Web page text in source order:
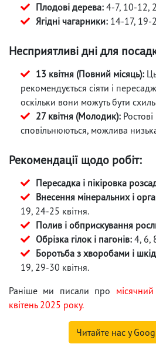
Плодові дерева: 4-7, 10-12,
Ягідні чагарники: 14-17, 19-
Несприятливі дні для
13 квітня (Повний місяць):
рекомендується сіяти і
оскільки вони можуть бути
27 квітня (Молодик):
сповільнюються, можлива
Рекомендації щодо робіт:
Пересадка і пікіровка
Внесення мінеральних і
19, 24-25 квітня.
Полив і обприскування
Обрізка гілок і пагонів: 4, 6,
Боротьба з хворобами і
19, 29-30 квітня.
Раніше ми писали про
квітень 2025 року.
Читайте нас у